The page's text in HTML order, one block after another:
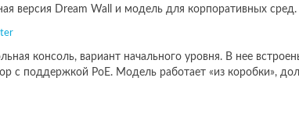
версия Dream Wall и модель для корпоративных сред.
консоль, вариант начального уровня. В нее
с поддержкой PoE. Модель работает «из коробки»,